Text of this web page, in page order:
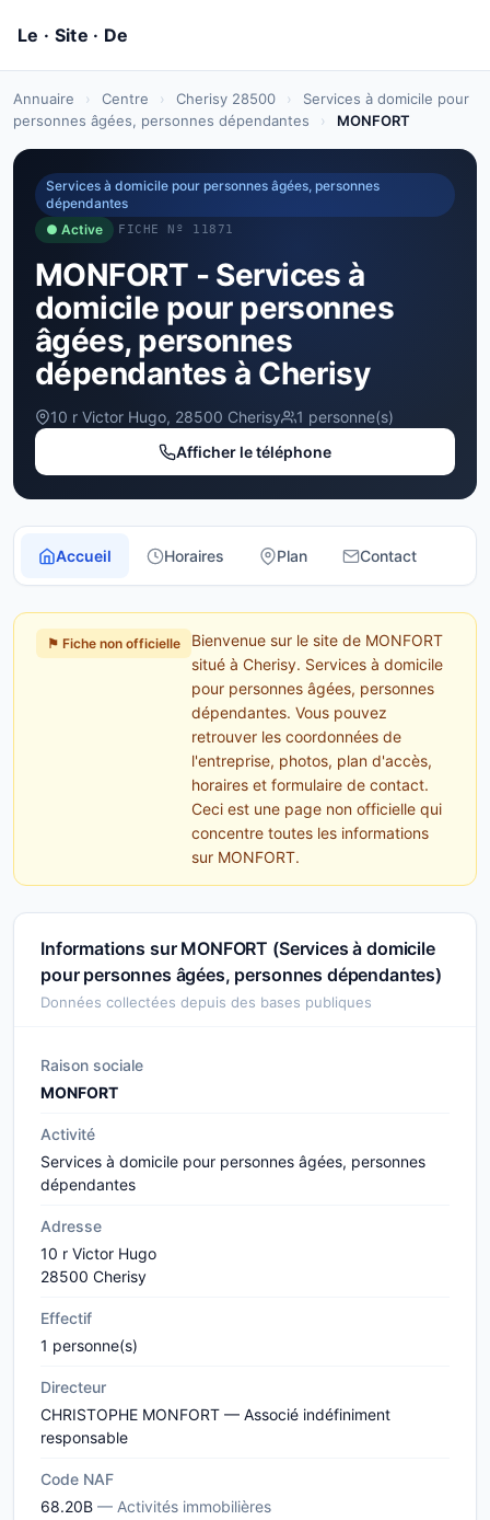
Annuaire › Centre › Cherisy 28500 ›
Services à domicile pour
personnes âgées, personnes dépendantes
› MONFORT
Services à domicile pour personnes âgées, personnes
dépendantes
● Active
FICHE Nº 11871
MONFORT - Services à
domicile pour personnes
âgées, personnes
dépendantes à Cherisy
10 r Victor Hugo, 28500 Cherisy
1 personne(s)
Afficher le téléphone
Accueil Horaires Plan Contact
⚑ Fiche non officielle
Bienvenue sur le site de MONFORT
situé à Cherisy. Services à domicile
pour personnes âgées, personnes
dépendantes. Vous pouvez
retrouver les coordonnées de
l'entreprise, photos, plan d'accès,
horaires et formulaire de contact.
Ceci est une page non officielle qui
concentre toutes les informations
sur MONFORT.
Informations sur MONFORT (Services à domicile
pour personnes âgées, personnes dépendantes)
Données collectées depuis des bases publiques
Raison sociale
MONFORT
Activité
Services à domicile pour personnes âgées, personnes
dépendantes
Adresse
10 r Victor Hugo
28500 Cherisy
Effectif
1 personne(s)
Directeur
CHRISTOPHE MONFORT — Associé indéfiniment
responsable
Code NAF
68.20B — Activités immobilières